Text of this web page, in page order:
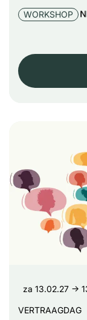
WORKSHOP
VERTRAAGDAG
za 13.02.27 →